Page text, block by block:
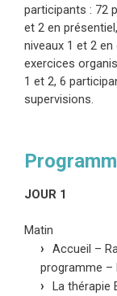
participants : 72
et 2 en
niveaux 1 et 2
exercices
1 et 2, 6
supervisions.
JOUR 1
Matin
Accueil –
programme –
La thérapie